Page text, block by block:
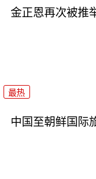
金正恩再次被推
最热
中国至朝鲜国际